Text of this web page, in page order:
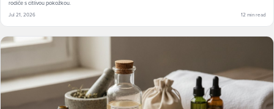
rodiče s citlivou pokožkou.
Jul 21, 2026 12 min read